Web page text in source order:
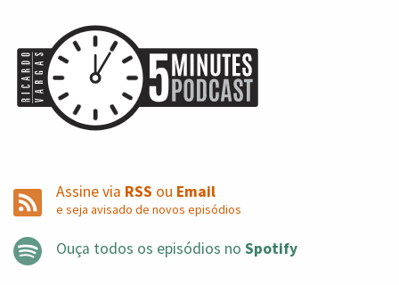
Assine via RSS ou Email
e seja avisado de novos episódios
Ouça todos os episódios no Spotify